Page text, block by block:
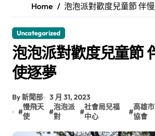
Home 泡泡派對歡度兒童節 伴
Uncategorized
泡泡派對歡度兒童節
使逐夢
By 新聞部
3 月 31, 2023
#
慢飛天
使
#
泡泡派
對
#
社會局兒福
中心
#
高雄
協會